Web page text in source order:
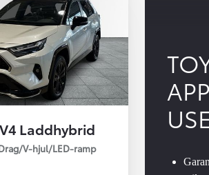
Laddhybrid
V-hjul/LED-ramp